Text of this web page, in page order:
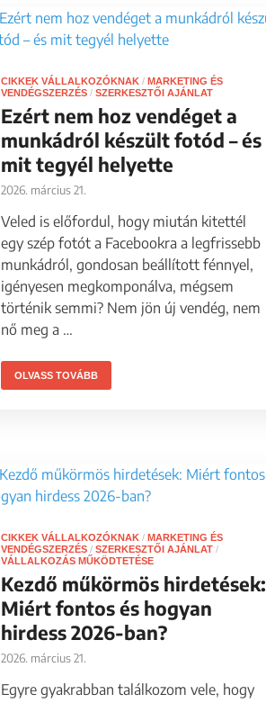
CIKKEK VÁLLALKOZÓKNAK/ MARKETING ÉS
VENDÉGSZERZÉS/ SZERKESZTŐI AJÁNLAT
Ezért nem hoz vendéget a
munkádról készült fotód – és
mit tegyél helyette
2026. március 21.
Veled is előfordul, hogy miután kitettél
egy szép fotót a Facebookra a legfrissebb
munkádról, gondosan beállított fénnyel,
igényesen megkomponálva, mégsem
történik semmi? Nem jön új vendég, nem
nő meg a …
OLVASS TOVÁBB
CIKKEK VÁLLALKOZÓKNAK/ MARKETING ÉS
VENDÉGSZERZÉS/ SZERKESZTŐI AJÁNLAT/
VÁLLALKOZÁS MŰKÖDTETÉSE
Kezdő műkörmös hirdetések:
Miért fontos és hogyan
hirdess 2026-ban?
2026. március 21.
Egyre gyakrabban találkozom vele, hogy